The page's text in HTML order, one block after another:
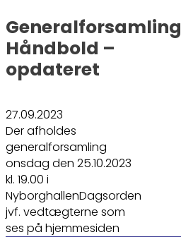
Generalforsamling
Håndbold –
opdateret
27.09.2023
Der afholdes
generalforsamling
onsdag den 25.10.2023
kl. 19.00 i
NyborghallenDagsorden
jvf. vedtægterne som
ses på hjemmesiden